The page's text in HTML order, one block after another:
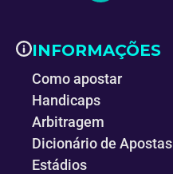
INFORMAÇÕES
Como apostar
Handicaps
Arbitragem
Dicionário de Apostas
Estádios